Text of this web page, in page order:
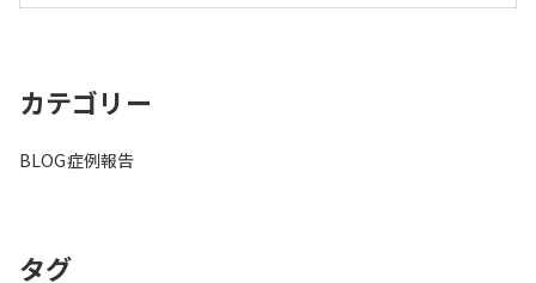
カテゴリー
BLOG症例報告
タグ